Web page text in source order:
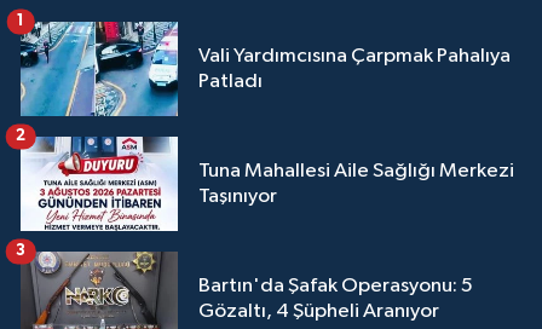
Vali Yardımcısına Çarpmak Pahalıya
Patladı
1
Tuna Mahallesi Aile Sağlığı Merkezi
Taşınıyor
2
Bartın'da Şafak Operasyonu: 5
Gözaltı, 4 Şüpheli Aranıyor
3